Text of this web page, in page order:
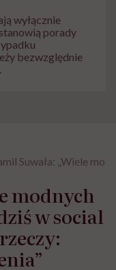
wyłącznie
porady
bezwzględnie
Suwała: „Wiele
modnych
w social